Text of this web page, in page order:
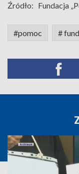
Źródło: Fundacja
#pomoc #